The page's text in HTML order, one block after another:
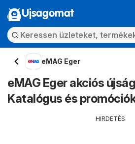
Ujsagomat
eMAG Eger
eMAG Eger akciós
Katalógus és
HIRDETÉS